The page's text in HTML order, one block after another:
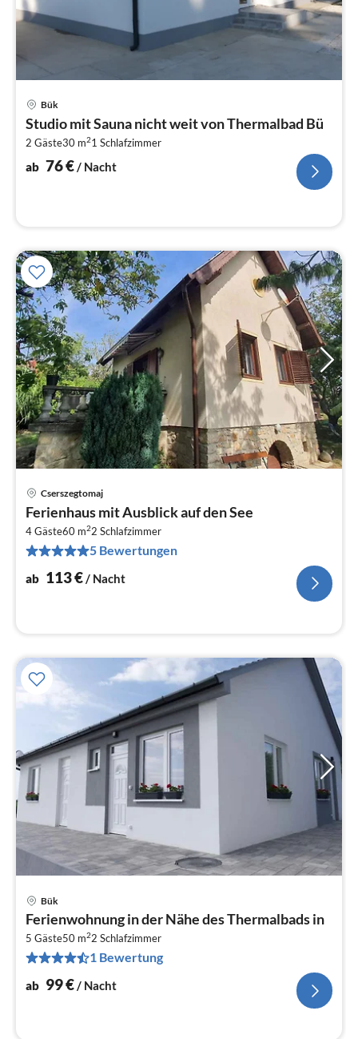
Bük
Studio mit Sauna nicht weit von Thermalbad Bü
2 Gäste30 m21 Schlafzimmer
ab 76€ / Nacht
Cserszegtomaj
Ferienhaus mit Ausblick auf den See
4 Gäste60 m22 Schlafzimmer
5 Bewertungen
ab 113€/ Nacht
Bük
Ferienwohnung in der Nähe des Thermalbads in
5 Gäste50 m22 Schlafzimmer
1 Bewertung
ab 99€/ Nacht